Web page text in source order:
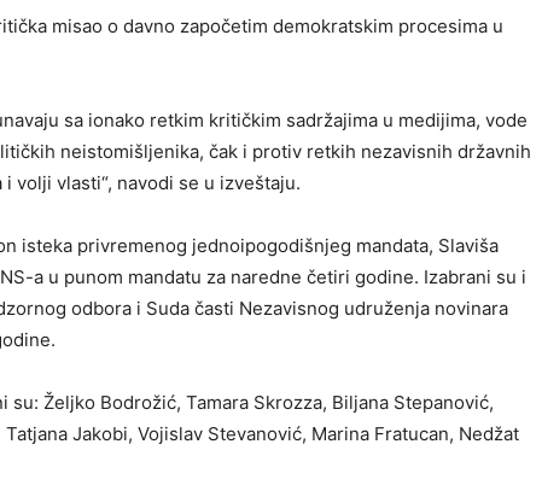
misao o davno započetim demokratskim procesima u
sa ionako retkim kritičkim sadržajima u medijima, vode
neistomišljenika, čak i protiv retkih nezavisnih državnih
volji vlasti“, navodi se u izveštaju.
isteka privremenog jednoipogodišnjeg mandata, Slaviša
a u punom mandatu za naredne četiri godine. Izabrani su i
odbora i Suda časti Nezavisnog udruženja novinara
su: Željko Bodrožić, Tamara Skrozza, Biljana Stepanović,
Jakobi, Vojislav Stevanović, Marina Fratucan, Nedžat